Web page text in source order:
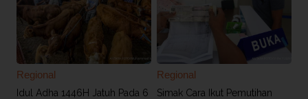
Regional
Idul Adha 1446H Jatuh Pada 6
Regional
Simak Cara Ikut Pemutihan